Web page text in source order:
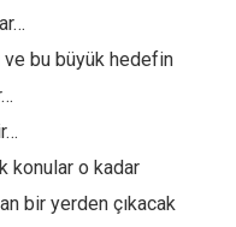
bu büyük hedefin
konular o kadar
bir yerden çıkacak